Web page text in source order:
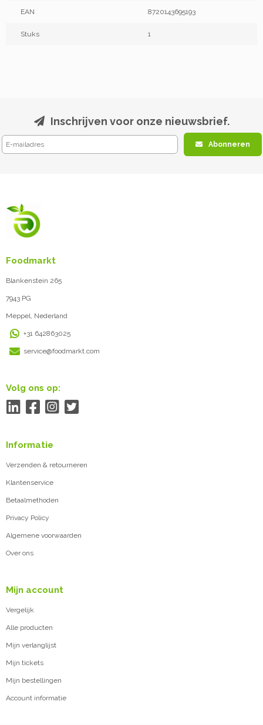
EAN 8720143695193
Stuks 1
Inschrijven voor onze nieuwsbrief.
Abonneren
Foodmarkt
Blankenstein 265
7943 PG
Meppel, Nederland
+31 642863025
service@foodmarkt.com
Volg ons op:
Informatie
Verzenden & retourneren
Klantenservice
Betaalmethoden
Privacy Policy
Algemene voorwaarden
Over ons
Mijn account
Vergelijk
Alle producten
Mijn verlanglijst
Mijn tickets
Mijn bestellingen
Account informatie